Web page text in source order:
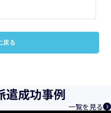
戻る
遣成功事例
一覧を見る